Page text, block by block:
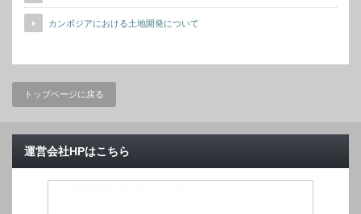
カンボジアにおける土地開発について
トップページに戻る
運営会社HPはこちら